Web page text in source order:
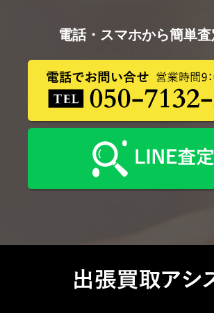
電話・スマホから簡単